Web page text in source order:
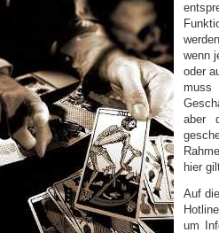
wenn
oder
aber
hier
Auf
um